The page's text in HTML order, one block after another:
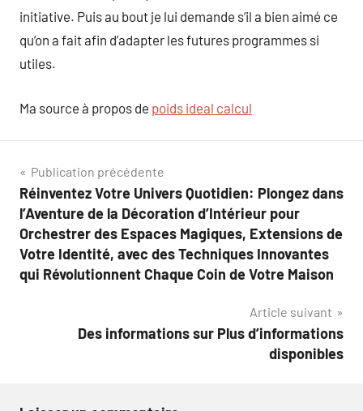
initiative. Puis au bout je lui demande s’il a bien aimé ce
qu’on a fait afin d’adapter les futures programmes si
utiles.
Ma source à propos de poids ideal calcul
Navigation
de
l’article
Publication précédente
Réinventez Votre Univers Quotidien: Plongez dans
l’Aventure de la Décoration d’Intérieur pour
Orchestrer des Espaces Magiques, Extensions de
Votre Identité, avec des Techniques Innovantes
qui Révolutionnent Chaque Coin de Votre Maison
Article suivant
Des informations sur Plus d’informations
disponibles